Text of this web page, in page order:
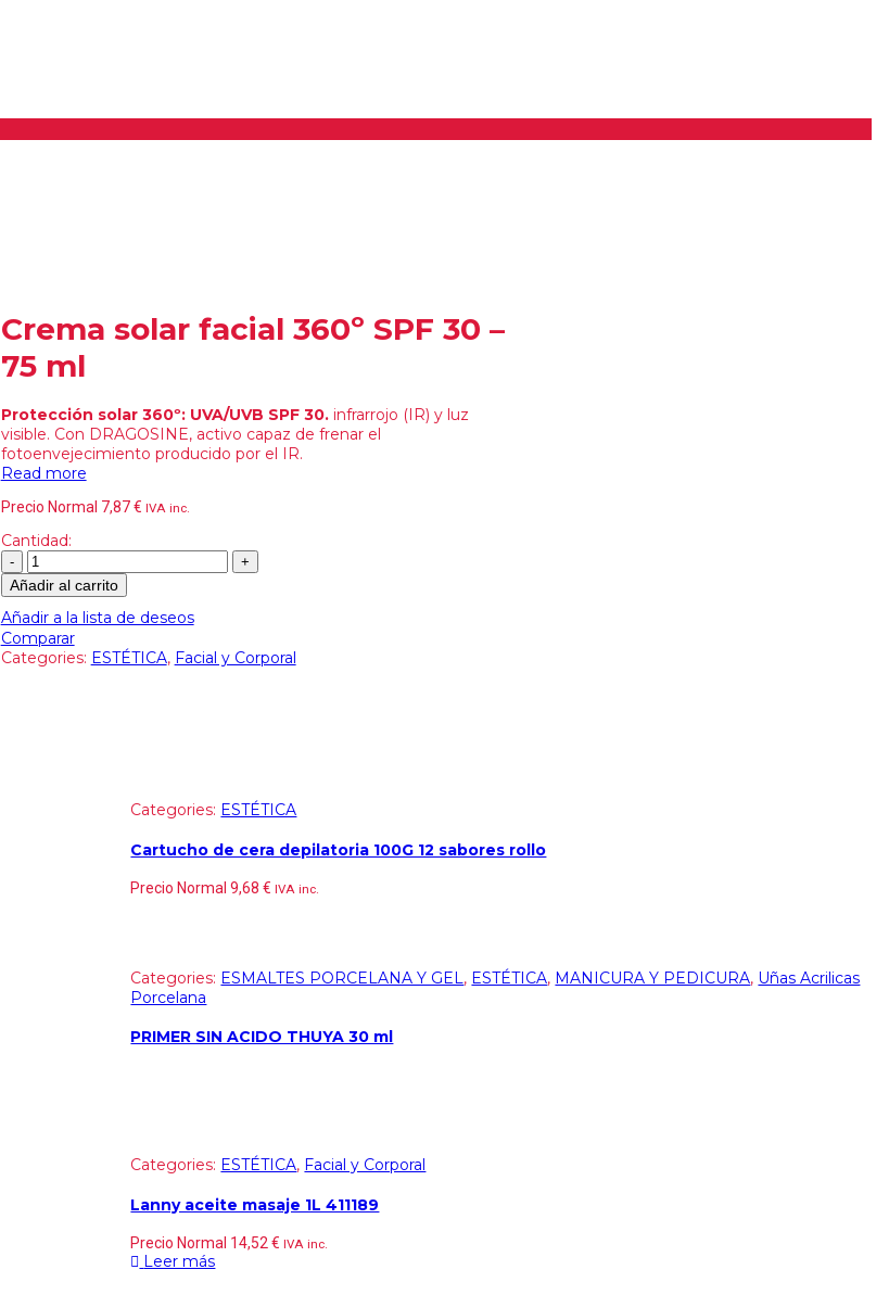
Crema solar facial 360º SPF 30 –
75 ml
Protección solar 360º: UVA/UVB SPF 30.infrarrojo (IR) y luz
visible. Con DRAGOSINE, activo capaz de frenar el
fotoenvejecimiento producido por el IR.
Read more
Precio Normal 7,87€ IVA inc.
Cantidad:
Añadir al carrito
Añadir a la lista de deseos
Comparar
Categories: ESTÉTICA, Facial y Corporal
Categories: ESTÉTICA
Cartucho de cera depilatoria 100G 12 sabores rollo
Precio Normal9,68€ IVA inc.
Categories: ESMALTES PORCELANA Y GEL, ESTÉTICA, MANICURA Y PEDICURA, Uñas Acrilicas
Porcelana
PRIMER SIN ACIDO THUYA 30 ml
Categories: ESTÉTICA, Facial y Corporal
Lanny aceite masaje 1L 411189
Precio Normal 14,52€ IVA inc.
Leer más